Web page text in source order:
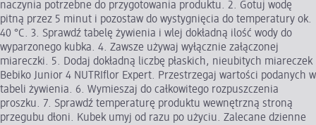
naczynia potrzebne do przygotowania produktu. 2. Gotuj wodę
pitną przez 5 minut i pozostaw do wystygnięcia do temperatury ok.
40 °C. 3. Sprawdź tabelę żywienia i wlej dokładną ilość wody do
wyparzonego kubka. 4. Zawsze używaj wyłącznie załączonej
miareczki. 5. Dodaj dokładną liczbę płaskich, nieubitych miareczek
Bebiko Junior 4 NUTRIflor Expert. Przestrzegaj wartości podanych w
tabeli żywienia. 6. Wymieszaj do całkowitego rozpuszczenia
proszku. 7. Sprawdź temperaturę produktu wewnętrzną stroną
przegubu dłoni. Kubek umyj od razu po użyciu. Zalecane dzienne